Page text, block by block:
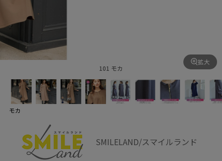
101 モカ
拡大
モカ
SMILELAND/スマイルランド